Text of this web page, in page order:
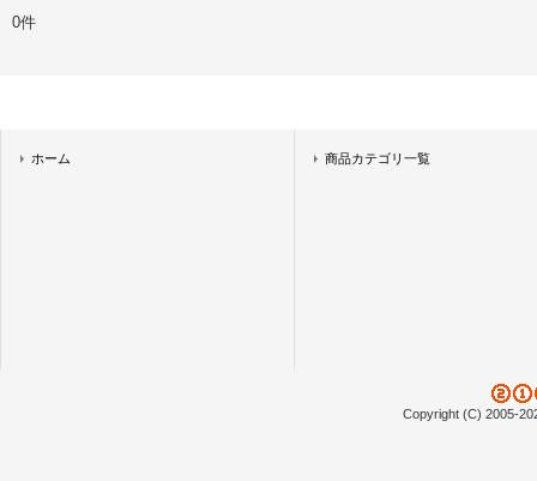
0件
ホーム 商品カテゴリ一覧
Copyright (C) 2005-